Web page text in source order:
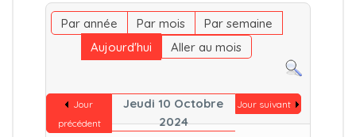
Par année Par mois
Par semaine
Aujourd'hui
Aller au mois
Jour
précédent
Jeudi 10 Octobre
2024
Jour suivant